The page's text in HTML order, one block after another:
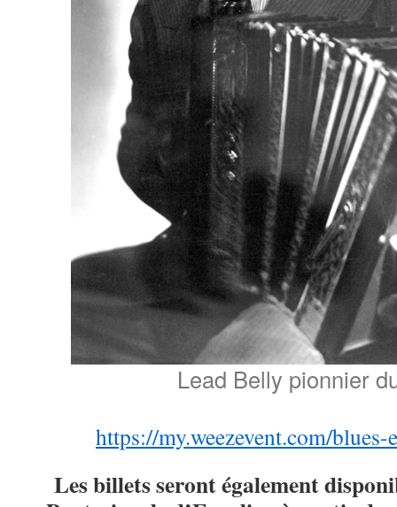
Lead Belly pionnier
https://my.weezevent.com/
Les billets seront également